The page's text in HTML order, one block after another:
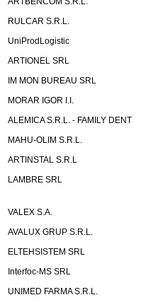
RULCAR S.R.L.
UniProdLogistic
ARTIONEL SRL
IM MON BUREAU SRL
MORAR IGOR I.I.
ALEMICA S.R.L. - FAMILY DENT
MAHU-OLIM S.R.L.
ARTINSTAL S.R.L
LAMBRE SRL
VALEX S.A.
AVALUX GRUP S.R.L.
ELTEHSISTEM SRL
Interfoc-MS SRL
UNIMED FARMA S.R.L.